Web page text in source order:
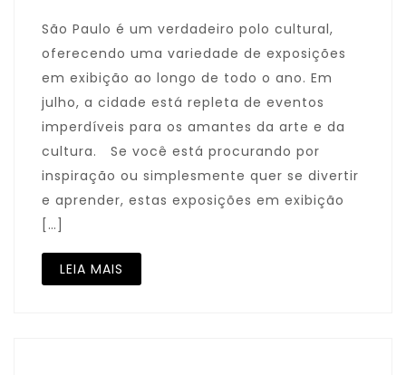
São Paulo é um verdadeiro polo cultural,
oferecendo uma variedade de exposições
em exibição ao longo de todo o ano. Em
julho, a cidade está repleta de eventos
imperdíveis para os amantes da arte e da
cultura. Se você está procurando por
inspiração ou simplesmente quer se divertir
e aprender, estas exposições em exibição
[…]
LEIA MAIS